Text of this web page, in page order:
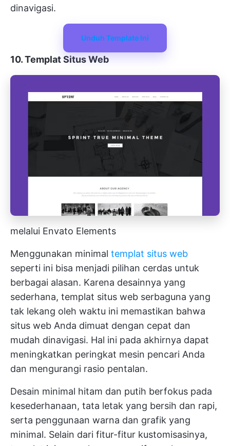
dinavigasi.
Unduh Template Ini
10. Templat Situs Web
melalui Envato Elements
Menggunakan minimal templat situs web
seperti ini bisa menjadi pilihan cerdas untuk
berbagai alasan. Karena desainnya yang
sederhana, templat situs web serbaguna yang
tak lekang oleh waktu ini memastikan bahwa
situs web Anda dimuat dengan cepat dan
mudah dinavigasi. Hal ini pada akhirnya dapat
meningkatkan peringkat mesin pencari Anda
dan mengurangi rasio pentalan.
Desain minimal hitam dan putih berfokus pada
kesederhanaan, tata letak yang bersih dan rapi,
serta penggunaan warna dan grafik yang
minimal. Selain dari fitur-fitur kustomisasinya,